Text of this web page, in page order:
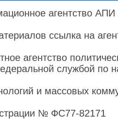
агентство
ссылка на
агентство
службой по
и массовых
№ ФС77-82171